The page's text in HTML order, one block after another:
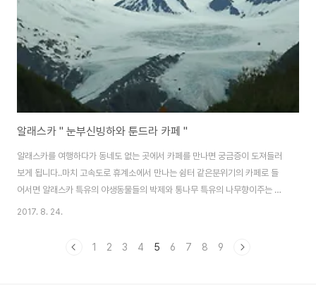
의 특징입니다. . .무슨 스티커를 저..
알래스카 " 눈부신빙하와 툰드라 카페 "
알래스카를 여행하다가 동네도 없는 곳에서 카페를 만나면 궁금증이 도져들러
보게 됩니다..마치 고속도로 휴계소에서 만나는 쉼터 같은분위기의 카페로 들
어서면 알래스카 특유의 야생동물들의 박제와 통나무 특유의 나무향이주는 그
윽한 향에 커피한잔을 주문하게 되지요..굽이를 돌아서면 나타나는 설산과 방
2017. 8. 24.
1 2 3 4 5 6 7 8 9